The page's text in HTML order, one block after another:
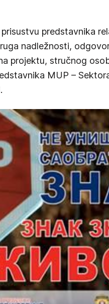
predstavnika
nadležnosti,
projektu, stručnog
MUP –